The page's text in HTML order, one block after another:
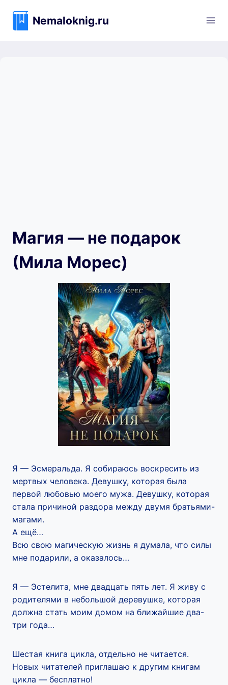
содержимому
Nemaloknig.ru
Магия — не подарок
(Мила Морес)
Я — Эсмеральда. Я собираюсь воскресить из
мертвых человека. Девушку, которая была
первой любовью моего мужа. Девушку, которая
стала причиной раздора между двумя братьями-
магами.
А ещё…
Всю свою магическую жизнь я думала, что силы
мне подарили, а оказалось…
Я — Эстелита, мне двадцать пять лет. Я живу с
родителями в небольшой деревушке, которая
должна стать моим домом на ближайшие два-
три года…
Шестая книга цикла, отдельно не читается.
Новых читателей приглашаю к другим книгам
цикла — бесплатно!